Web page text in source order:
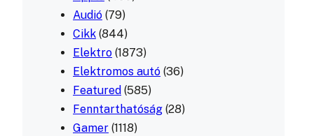
Audió (79)
Cikk (844)
Elektro (1873)
Elektromos autó (36)
Featured (585)
Fenntarthatóság (28)
Gamer (1118)